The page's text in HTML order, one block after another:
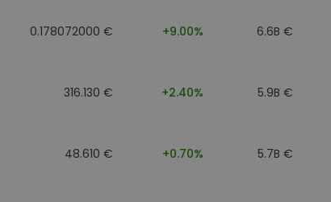
0.178072000 € +9.00% 6.6B €
316.130 € +2.40% 5.9B €
48.610 € +0.70% 5.7B €